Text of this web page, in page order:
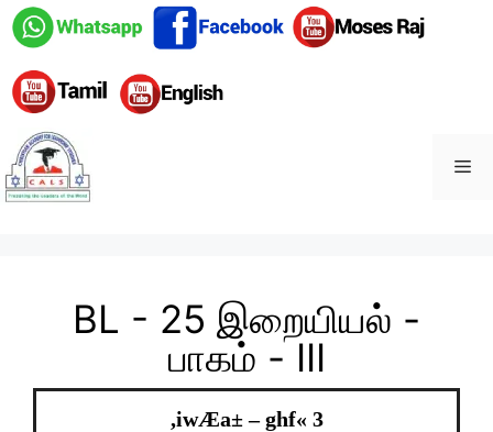
BL - 25 இறையியல் -
பாகம் - III
,iwÆa± – ghf« 3